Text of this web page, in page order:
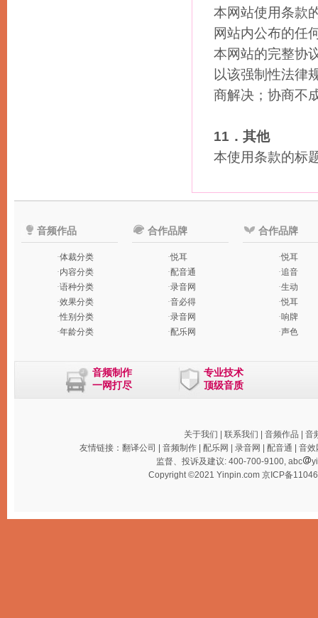
本网站使用条款
网站内公布的任
本网站的完整协
以该强制性法律
商解决；协商不
11．其他
本使用条款的标
音频作品
·体裁分类
·内容分类
·语种分类
·效果分类
·性别分类
·年龄分类
合作品牌
·悦耳
·配音通
·录音网
·音必得
·录音网
·配乐网
合作品牌
·悦耳
·追音
·生动
·悦耳
·响牌
·声色
音频制作
一网打尽
专业技术
顶级音质
关于我们 联系我们 音频作品
音
友情链接： 翻译公司 音频制作| 配乐网 录音网 配音通
音效
监督、投诉及建议: 400-700-9100, abc
Copyright ©2021 Yinpin.com 京ICP备